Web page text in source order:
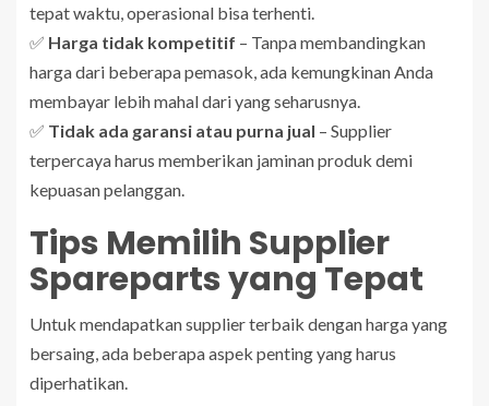
tepat waktu, operasional bisa terhenti.
✅ Harga tidak kompetitif – Tanpa membandingkan
harga dari beberapa pemasok, ada kemungkinan Anda
membayar lebih mahal dari yang seharusnya.
✅ Tidak ada garansi atau purna jual – Supplier
terpercaya harus memberikan jaminan produk demi
kepuasan pelanggan.
Tips Memilih Supplier
Spareparts yang Tepat
Untuk mendapatkan supplier terbaik dengan harga yang
bersaing, ada beberapa aspek penting yang harus
diperhatikan.